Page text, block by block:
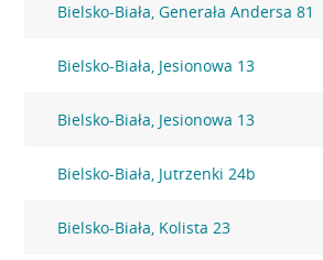
Bielsko-Biała, Generała Andersa 81
Bielsko-Biała, Jesionowa 13
Bielsko-Biała, Jesionowa 13
Bielsko-Biała, Jutrzenki 24b
Bielsko-Biała, Kolista 23